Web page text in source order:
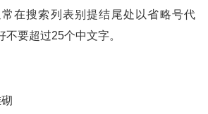
在搜索列表别提结尾处以省略号代
要超过25个中文字。